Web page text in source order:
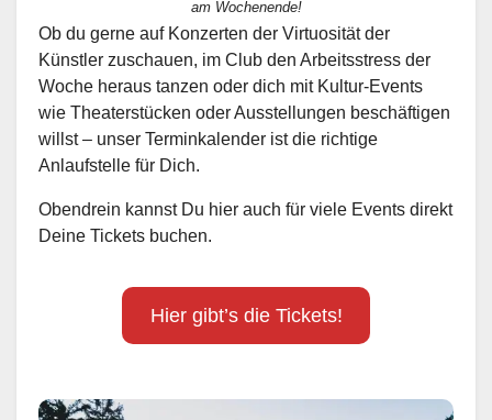
am Wochenende!
Ob du gerne auf Konzerten der Virtuosität der
Künstler zuschauen, im Club den Arbeitsstress der
Woche heraus tanzen oder dich mit Kultur-Events
wie Theaterstücken oder Ausstellungen beschäftigen
willst – unser Terminkalender ist die richtige
Anlaufstelle für Dich.
Obendrein kannst Du hier auch für viele Events direkt
Deine Tickets buchen.
Hier gibt’s die Tickets!